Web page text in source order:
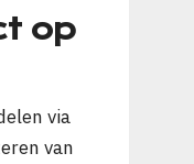
op
via
van